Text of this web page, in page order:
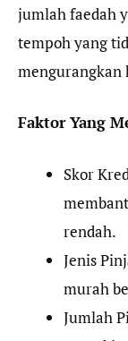
jumlah faedah
tempoh yang
mengurangkan
Faktor Yang
Skor
rendah.
Jenis
murah
Jumlah